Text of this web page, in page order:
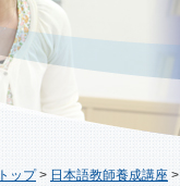
トップ> 日本語教師養成講座